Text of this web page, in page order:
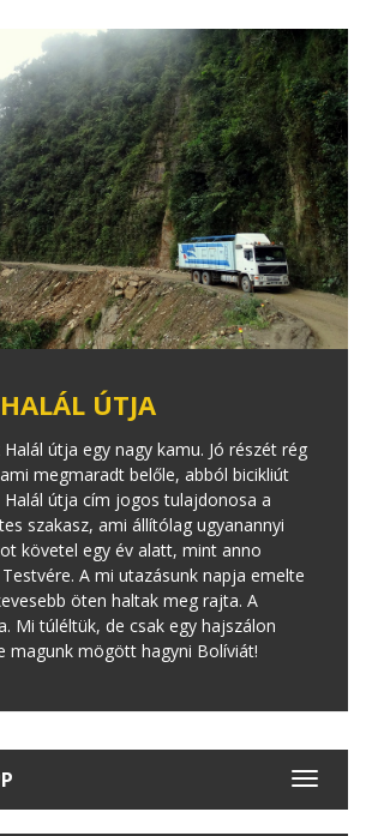
ÚTJA
Halál útja egy nagy kamu. Jó részét rég
megmaradt belőle, abból bicikliút
útja cím jogos tulajdonosa a
szakasz, ami állítólag ugyanannyi
követel egy év alatt, mint anno
A mi utazásunk napja emelte
öten haltak meg rajta. A
Mi túléltük, de csak egy hajszálon
magunk mögött hagyni Bolíviát!
Toggle